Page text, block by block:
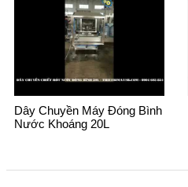
Dây Chuyền Máy Đóng Bình
Nước Khoáng 20L